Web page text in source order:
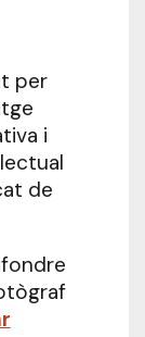
per
i
de